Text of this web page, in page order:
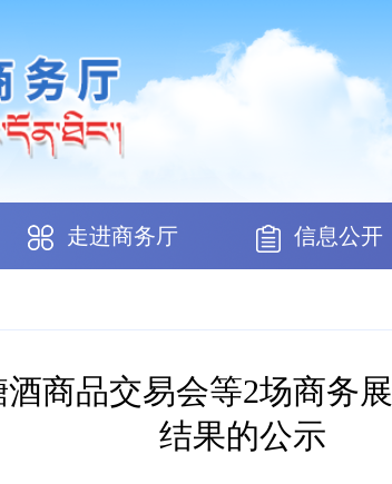
走进商务厅 信息公开
酒商品交易会等2场商务
结果的公示